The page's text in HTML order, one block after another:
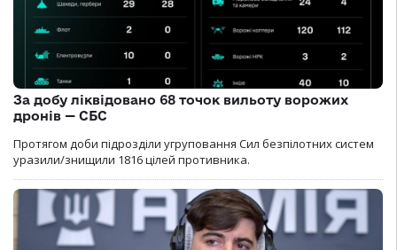
За добу ліквідовано 68 точок вильоту ворожих
дронів — СБС
Протягом доби підрозділи угруповання Сил безпілотних систем
уразили/знищили 1816 цілей противника.